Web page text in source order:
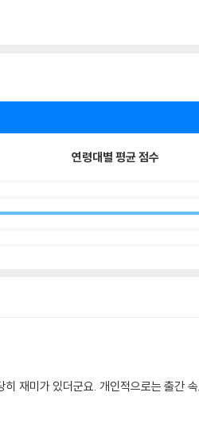
연령대별 평균 점수
재미가 있더군요. 개인적으로는 출간